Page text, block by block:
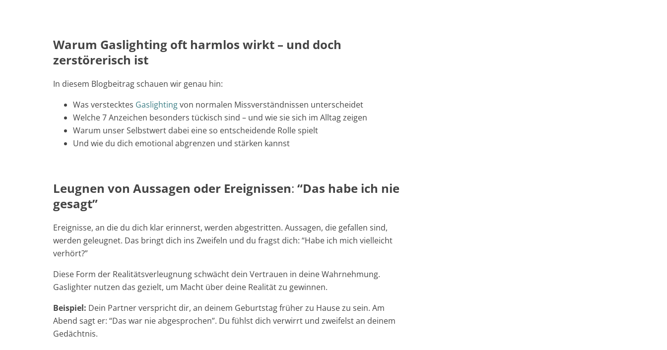
Warum Gaslighting oft harmlos wirkt – und doch
zerstörerisch ist
In diesem Blogbeitrag schauen wir genau hin:
Was verstecktes Gaslightingvon normalen Missverständnissen unterscheidet
Welche 7 Anzeichen besonders tückisch sind – und wie sie sich im Alltag zeigen
Warum unser Selbstwert dabei eine so entscheidende Rolle spielt
Und wie du dich emotional abgrenzen und stärken kannst
Leugnen von Aussagen oder Ereignissen: “Das habe ich nie
gesagt”
Ereignisse, an die du dich klar erinnerst, werden abgestritten. Aussagen, die gefallen sind,
werden geleugnet. Das bringt dich ins Zweifeln und du fragst dich: “Habe ich mich vielleicht
verhört?”
Diese Form der Realitätsverleugnung schwächt dein Vertrauen in deine Wahrnehmung.
Gaslighter nutzen das gezielt, um Macht über deine Realität zu gewinnen.
Beispiel: Dein Partner verspricht dir, an deinem Geburtstag früher zu Hause zu sein. Am
Abend sagt er: “Das war nie abgesprochen”. Du fühlst dich verwirrt und zweifelst an deinem
Gedächtnis.